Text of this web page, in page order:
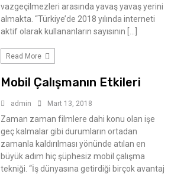
vazgeçilmezleri arasında yavaş yavaş yerini
almakta. “Türkiye’de 2018 yılında interneti
aktif olarak kullananların sayısının […]
Read More
Mobil Çalışmanın Etkileri
admin Mart 13, 2018
Zaman zaman filmlere dahi konu olan işe
geç kalmalar gibi durumların ortadan
zamanla kaldırılması yönünde atılan en
büyük adım hiç şüphesiz mobil çalışma
tekniği. “İş dünyasına getirdiği birçok avantaj